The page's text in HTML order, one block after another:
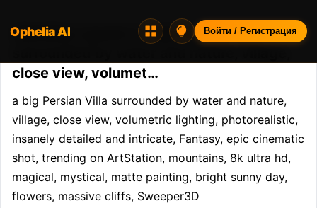
Opheliaai промпт:a big Persian Villa
close view, volumet…
a big Persian Villa surrounded by water and nature,
village, close view, volumetric lighting, photorealistic,
insanely detailed and intricate, Fantasy, epic cinematic
shot, trending on ArtStation, mountains, 8k ultra hd,
magical, mystical, matte painting, bright sunny day,
flowers, massive cliffs, Sweeper3D
Ophelia AI Войти / Регистрация